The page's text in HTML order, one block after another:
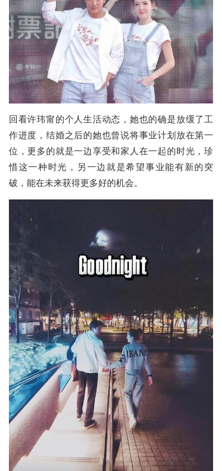
回看许玮甯的个人生活动态，她也的确是放缓了工
作进度，结婚之后的她也曾说将事业计划放在第一
位，更多的就是一边享受和家人在一起的时光，珍
惜这一种时光，另一边就是希望事业能有新的突
破，能在未来获得更多好的机会。